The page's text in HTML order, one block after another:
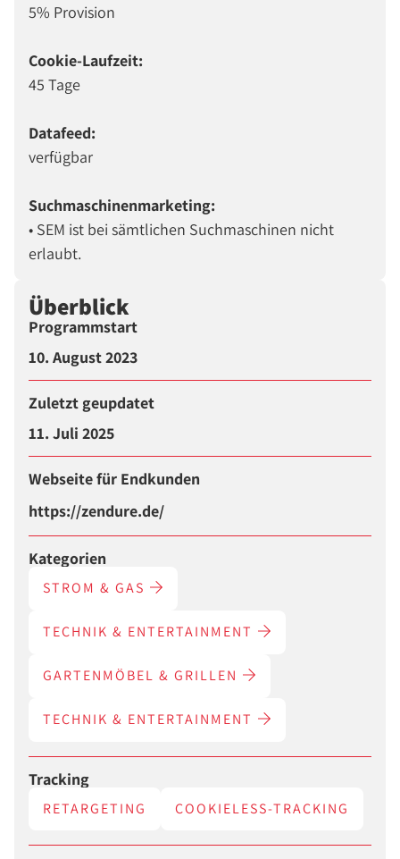
5% Provision
Cookie-Laufzeit:
45 Tage
Datafeed:
verfügbar
Suchmaschinenmarketing:
• SEM ist bei sämtlichen Suchmaschinen nicht
erlaubt.
Überblick
Programmstart
10. August 2023
Zuletzt geupdatet
11. Juli 2025
Webseite für Endkunden
https://zendure.de/
Kategorien
STROM & GAS
TECHNIK & ENTERTAINMENT
GARTENMÖBEL & GRILLEN
TECHNIK & ENTERTAINMENT
Tracking
RETARGETING COOKIELESS-TRACKING